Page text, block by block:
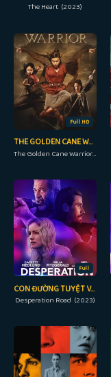
The Heart (2023)
Full HD
THE GOLDEN CANE WARRIOR
The Golden Cane Warrior (2014)
Full
CON ĐƯỜNG TUYỆT VỌNG
Desperation Road (2023)